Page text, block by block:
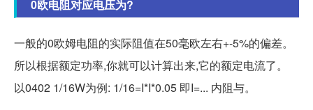
0欧电阻对应电压为?
一般的0欧姆电阻的实际阻值在50毫欧左右+-5%的偏差。
所以根据额定功率,你就可以计算出来,它的额定电流了。
以0402 1/16W为例: 1/16=I*I*0.05 即I=... 内阻与。